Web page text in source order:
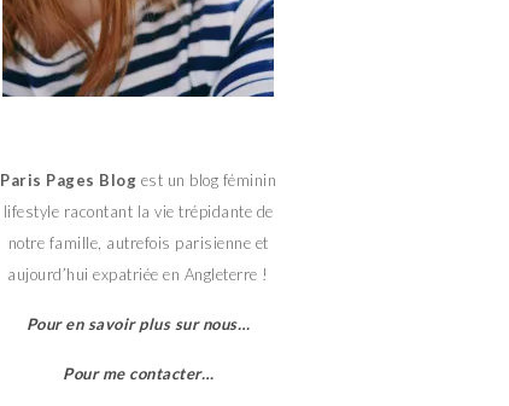
Paris Pages Blog est un blog féminin
lifestyle racontant la vie trépidante de
notre famille, autrefois parisienne et
aujourd’hui expatriée en Angleterre !
Pour en savoir plus sur nous…
Pour me contacter…